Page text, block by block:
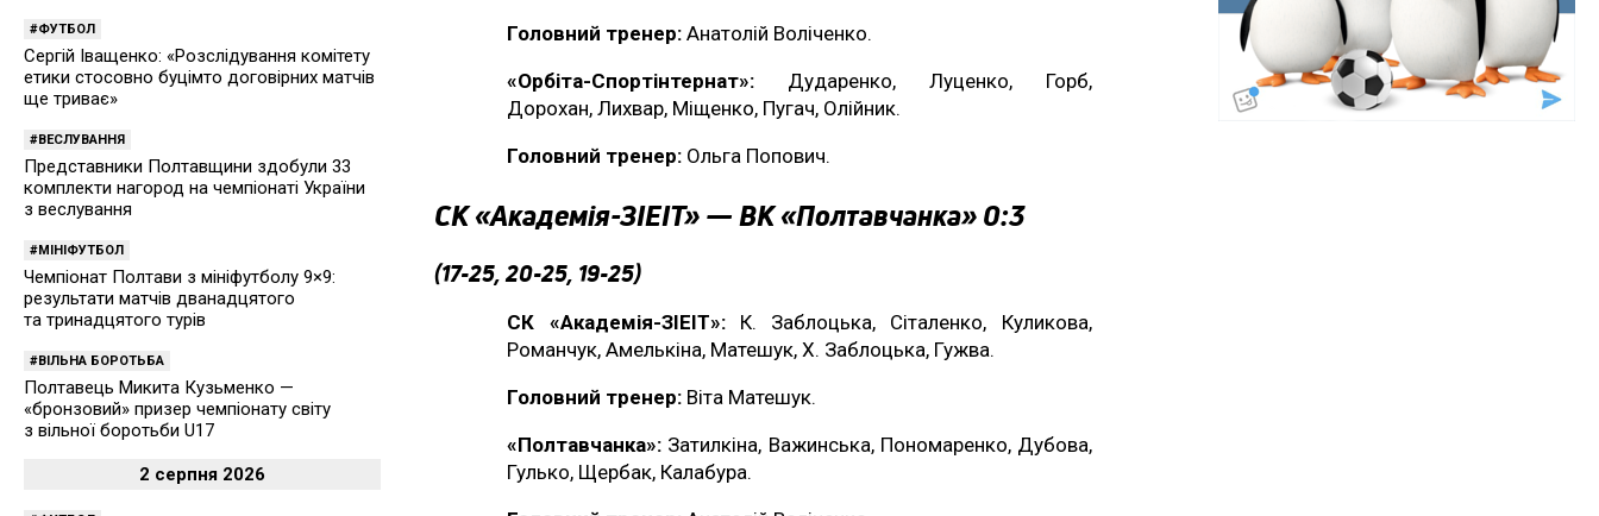
Головний тренер: Анатолій Воліченко.
«Орбіта-Спортінтернат»: Дударенко, Луценко, Горб,
Дорохан, Лихвар, Міщенко, Пугач, Олійник.
Головний тренер: Ольга Попович.
СК «Академія-ЗІЕІТ» — ВК «Полтавчанка» 0:3
(17-25, 20-25, 19-25)
СК «Академія-ЗІЕІТ»:К. Заблоцька, Сіталенко, Куликова,
Романчук, Амелькіна, Матешук, Х. Заблоцька, Гужва.
Головний тренер: Віта Матешук.
«Полтавчанка»: Затилкіна, Важинська, Пономаренко, Дубова,
Гулько, Щербак, Калабура.
ФУТБОЛ
Сергій Іващенко: «Розслідування комітету
етики стосовно буцімто договірних матчів
ще триває»
ВЕСЛУВАННЯ
Представники Полтавщини здобули 33
комплекти нагород на чемпіонаті України
з веслування
МІНІФУТБОЛ
Чемпіонат Полтави з мініфутболу 9×9:
результати матчів дванадцятого
та тринадцятого турів
ВІЛЬНА БОРОТЬБА
Полтавець Микита Кузьменко —
«бронзовий» призер чемпіонату світу
з вільної боротьби U17
2 серпня 2026